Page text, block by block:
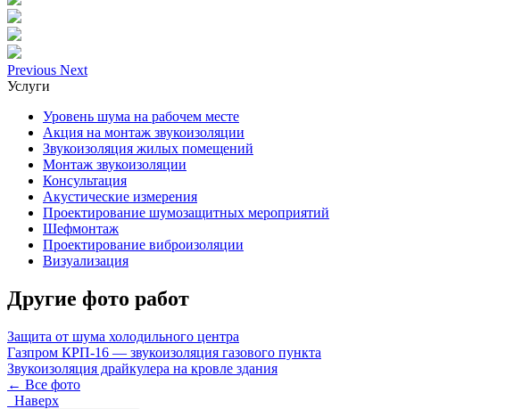
Previous Next
Услуги
Уровень шума на рабочем месте
Акция на монтаж звукоизоляции
Звукоизоляция жилых помещений
Монтаж звукоизоляции
Консультация
Акустические измерения
Проектирование шумозащитных мероприятий
Шефмонтаж
Проектирование виброизоляции
Визуализация
Другие фото работ
Защита от шума холодильного центра
Газпром КРП-16 — звукоизоляция газового пункта
Звукоизоляция драйкулера на кровле здания
← Все фото
Наверх